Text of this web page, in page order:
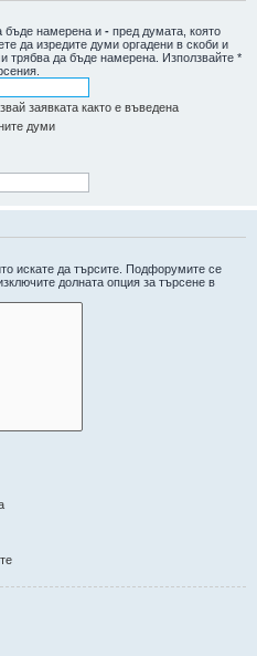
бъде намерена и - пред думата, която
да изредите думи оргадени в скоби и
трябва да бъде намерена. Използвайте *
заявката както е въведена
думи
искате да търсите. Подфорумите се
долната опция за търсене в